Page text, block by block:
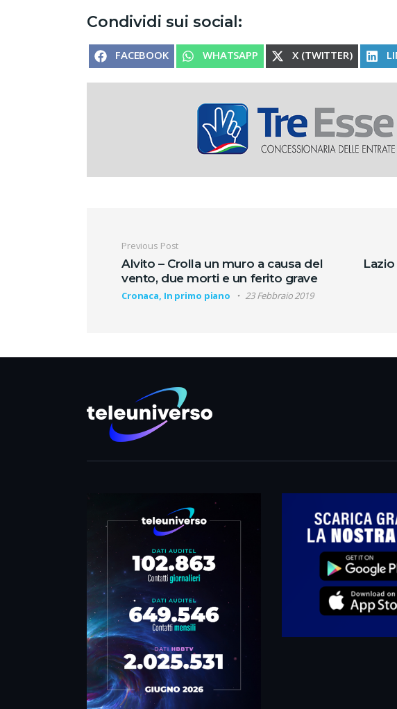
Condividi sui social:
SHARE ON
FACEBOOK SHARE ON
WHATSAPP SHARE ON
X (TWITTER)
Navigazione articoli
Previous Post
Alvito – Crolla un muro a causa del
vento, due morti e un ferito grave
Cronaca, In primo piano 23 Febbraio 2019